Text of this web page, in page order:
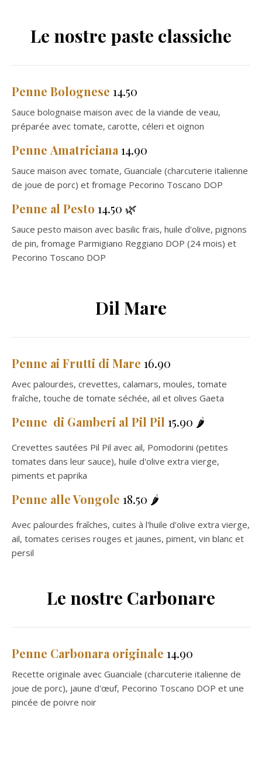
Le nostre paste classiche
Penne Bolognese 14.50
Sauce bolognaise maison avec de la viande de veau,
préparée avec tomate, carotte, céleri et oignon
Penne Amatriciana 14.90
Sauce maison avec tomate, Guanciale (charcuterie italienne
de joue de porc) et fromage Pecorino Toscano DOP
Penne al Pesto 14.50 🌿
Sauce pesto maison avec basilic frais, huile d'olive, pignons
de pin, fromage Parmigiano Reggiano DOP (24 mois) et
Pecorino Toscano DOP
Dil Mare
Penne ai Frutti di Mare 16.90
Avec palourdes, crevettes, calamars, moules, tomate
fraîche, touche de tomate séchée, ail et olives Gaeta
Penne di Gamberi al Pil Pil 15.90 🌶️
Crevettes sautées Pil Pil avec ail, Pomodorini (petites
tomates dans leur sauce), huile d'olive extra vierge,
piments et paprika
Penne alle Vongole 18.50 🌶️
Avec palourdes fraîches, cuites à l'huile d'olive extra vierge,
ail, tomates cerises rouges et jaunes, piment, vin blanc et
persil
Le nostre Carbonare
Penne Carbonara originale 14.90
Recette originale avec Guanciale (charcuterie italienne de
joue de porc), jaune d'œuf, Pecorino Toscano DOP et une
pincée de poivre noir